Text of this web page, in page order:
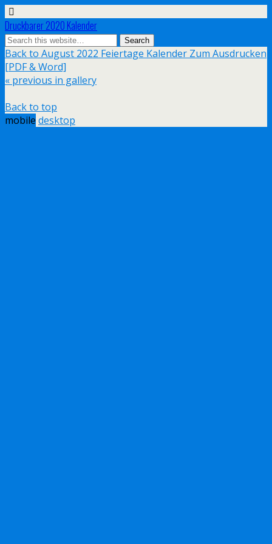
Druckbarer 2020 Kalender
Back to August 2022 Feiertage Kalender Zum Ausdrucken
[PDF & Word]
« previous in gallery
Back to top
mobile desktop